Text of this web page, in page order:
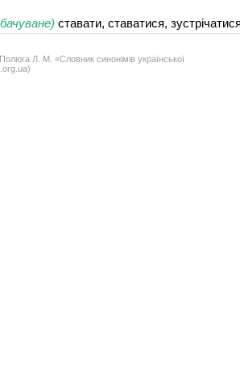
ставати, ставатися,
Л. М. «Словник синонімів української